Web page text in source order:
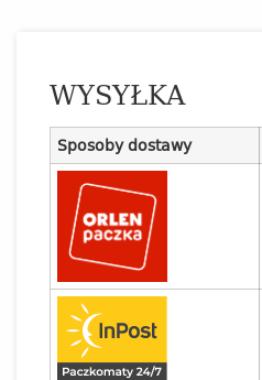
WYSYŁKA
Sposoby dostawy